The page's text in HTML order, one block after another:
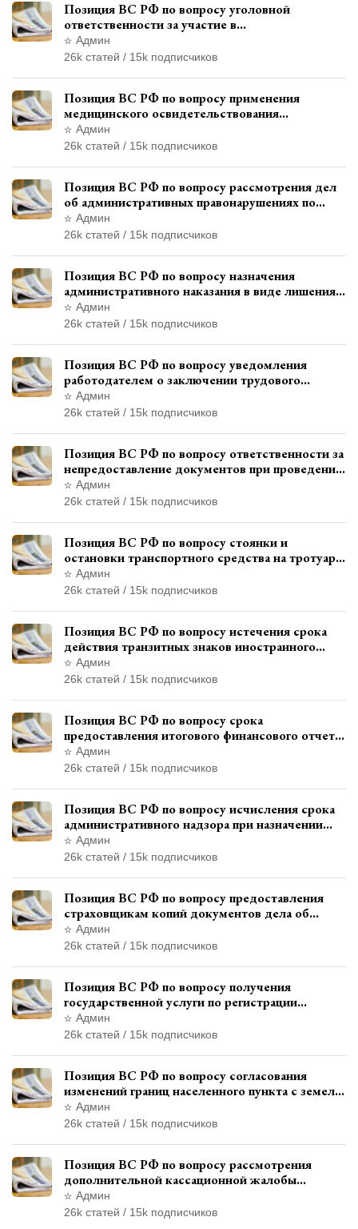
Позиция ВС РФ по вопросу уголовной
ответственности за участие в
террористической организации до
официального признания
Админ
26k статей / 15k подписчиков
Позиция ВС РФ по вопросу применения
медицинского освидетельствования
военнослужащих при увольнении с военной
службы
Админ
26k статей / 15k подписчиков
Позиция ВС РФ по вопросу рассмотрения дел
об административных правонарушениях по
месту жительства и сроков давности
привлечения к ответственности
Админ
26k статей / 15k подписчиков
Позиция ВС РФ по вопросу назначения
административного наказания в виде лишения
права управления транспортными средствами
Админ
26k статей / 15k подписчиков
Позиция ВС РФ по вопросу уведомления
работодателем о заключении трудового
договора с бывшим государственным
служащим
Админ
26k статей / 15k подписчиков
Позиция ВС РФ по вопросу ответственности за
непредоставление документов при проведении
контроля и надзора
Админ
26k статей / 15k подписчиков
Позиция ВС РФ по вопросу стоянки и
остановки транспортного средства на тротуаре
и квалификации административного
правонарушения
Админ
26k статей / 15k подписчиков
Позиция ВС РФ по вопросу истечения срока
действия транзитных знаков иностранного
государства и отсутствия состава
административного правонарушения
Админ
26k статей / 15k подписчиков
Позиция ВС РФ по вопросу срока
предоставления итогового финансового отчета
кандидатом в соответствии с
законодательством о выборах
Админ
26k статей / 15k подписчиков
Позиция ВС РФ по вопросу исчисления срока
административного надзора при назначении
дополнительного наказания, отличного от
ограничения свободы
Админ
26k статей / 15k подписчиков
Позиция ВС РФ по вопросу предоставления
страховщикам копий документов дела об
административном правонарушении для
автотехнической экспертизы
Админ
26k статей / 15k подписчиков
Позиция ВС РФ по вопросу получения
государственной услуги по регистрации
транспортного средства через представителя
Админ
26k статей / 15k подписчиков
Позиция ВС РФ по вопросу согласования
изменений границ населенного пункта с земель
лесного фонда
Админ
26k статей / 15k подписчиков
Позиция ВС РФ по вопросу рассмотрения
дополнительной кассационной жалобы
адвоката в кассационной инстанции
Админ
26k статей / 15k подписчиков